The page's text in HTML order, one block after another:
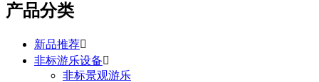
产品分类
新品推荐
非标游乐设备
非标景观游乐